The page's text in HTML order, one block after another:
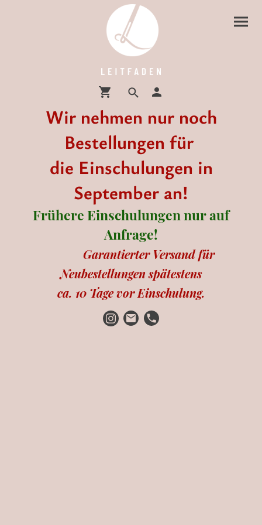
Wir nehmen nur noch
Bestellungen für
die Einschulungen in
September an!
Frühere Einschulungen nur auf
Anfrage!
Garantierter Versand für
Neubestellungen spätestens
ca. 10 Tage vor Einschulung.